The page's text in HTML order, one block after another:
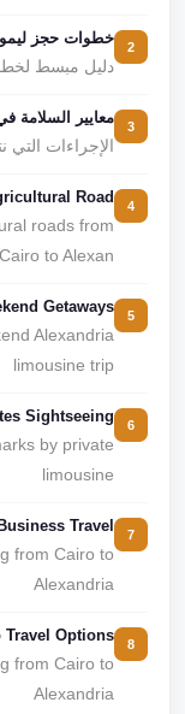
خطوات حجز
دليل مبسط
معايير السلامة
الإجراءات التي
Road
roads from
Cairo to Alexan...
Getaways
Alexandria
limousine trip
Sightseeing
by private
limousine
Business Travel
from Cairo to
Alexandria
Travel Options
from Cairo to
Alexandria